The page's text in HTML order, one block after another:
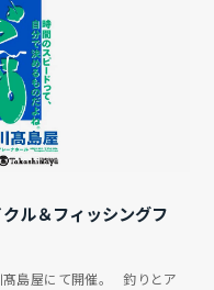
ル＆フィッシングフ
島屋にて開催。 釣りとア